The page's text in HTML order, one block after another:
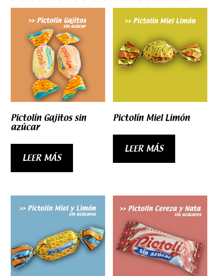
Pictolín Gajitos sin
azúcar
LEER MÁS
Pictolín Miel Limón
LEER MÁS